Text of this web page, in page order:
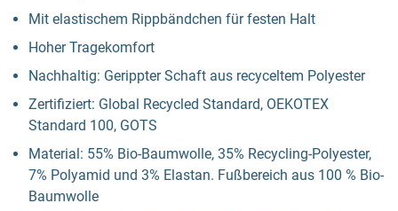
Mit elastischem Rippbändchen für festen Halt
Hoher Tragekomfort
Nachhaltig: Gerippter Schaft aus recyceltem Polyester
Zertifiziert: Global Recycled Standard, OEKOTEX
Standard 100, GOTS
Material: 55% Bio-Baumwolle, 35% Recycling-Polyester,
7% Polyamid und 3% Elastan. Fußbereich aus 100 % Bio-
Baumwolle